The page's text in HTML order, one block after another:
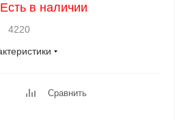
Есть в наличии
4220
Сравнить